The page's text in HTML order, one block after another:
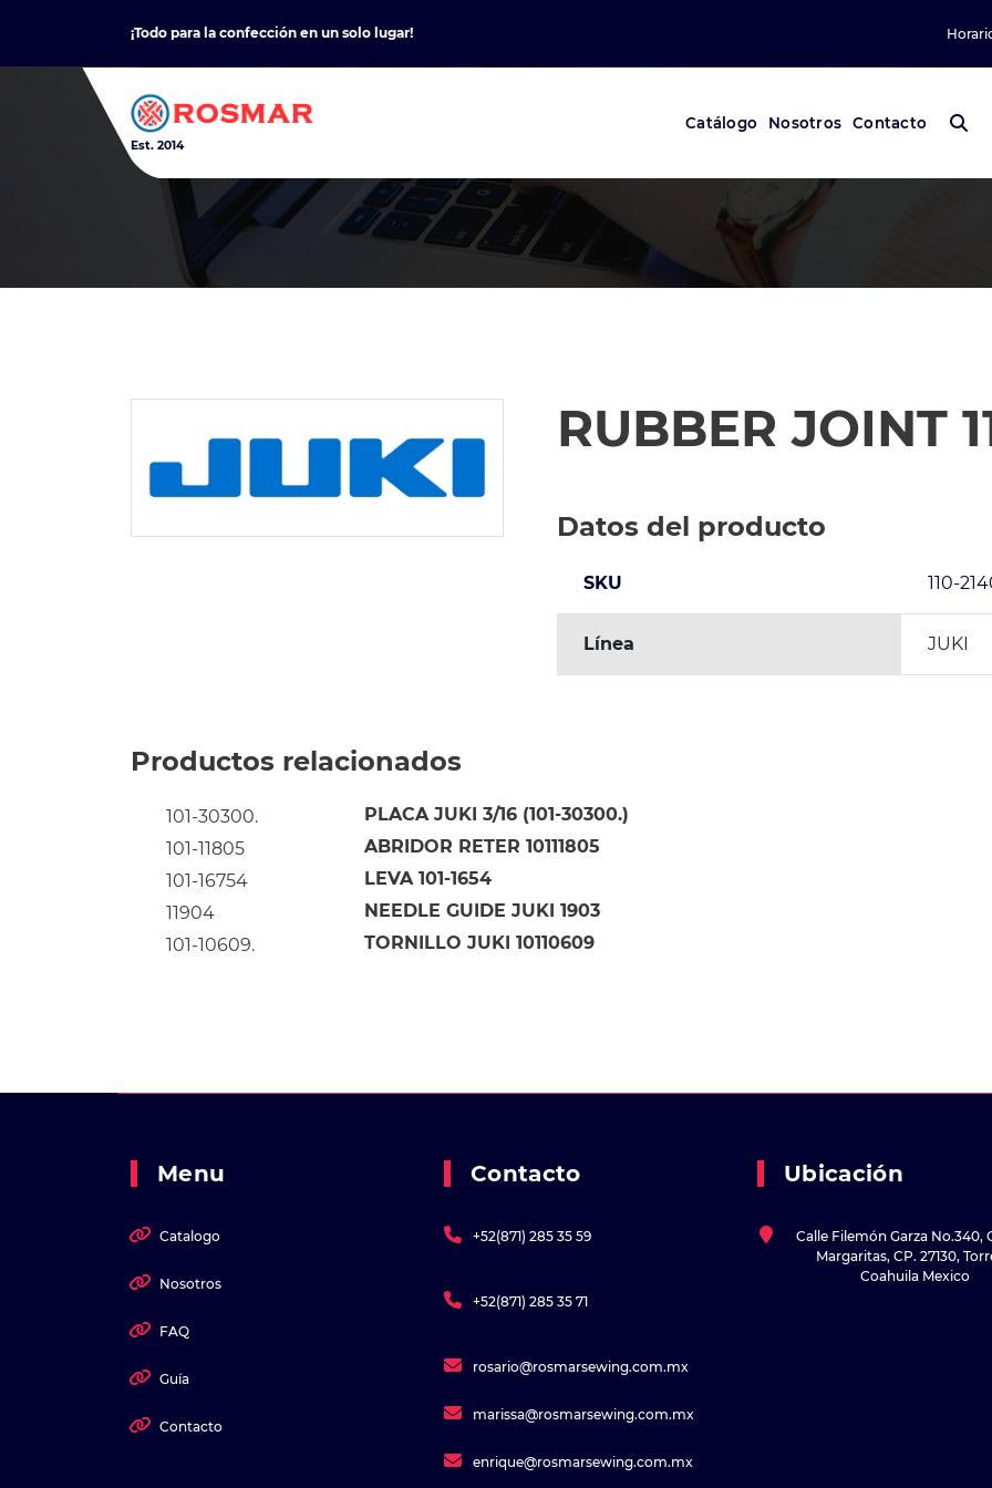
content
¡Todo para la confección en un solo lugar!
Est. 2014
Catálogo Nosotros Contacto
RUBBER JOINT
Datos del producto
SKU 110-
Línea JUKI
Productos relacionados
101-30300. PLACA JUKI 3/16 (101-30300.)
101-11805
ABRIDOR RETER 10111805
101-16754
LEVA 101-1654
11904
NEEDLE GUIDE JUKI 1903
101-10609.
TORNILLO JUKI 10110609
Menu
Catalogo
Nosotros
FAQ
Guía
Contacto
Contacto
+52(871) 285 35 59
+52(871) 285 35 71
rosario@rosmarsewing.com.mx
marissa@rosmarsewing.com.mx
enrique@rosmarsewing.com.mx
Ubicación
Calle Filemón Garza No.340,
Margaritas, CP. 27130,
Coahuila Mexico